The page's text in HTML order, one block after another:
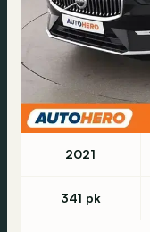
2021
341 pk